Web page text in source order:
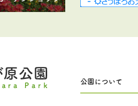
公園について